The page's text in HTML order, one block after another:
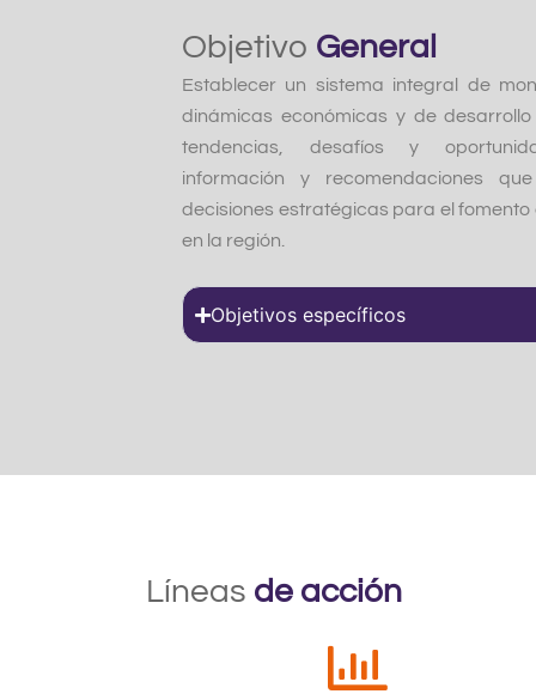
Objetivo General
Establecer un sistema integral de
dinámicas económicas y de
tendencias, desafíos y
información y recomendaciones
decisiones estratégicas para el fomento
en la región.
Objetivos específicos
Líneas de acción